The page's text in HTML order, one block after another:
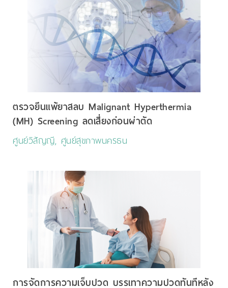
ตรวจยีนแพ้ยาสลบ Malignant Hyperthermia
(MH) Screening ลดเสี่ยงก่อนผ่าตัด
ศูนย์วิสัญญี, ศูนย์สุขภาพนครธน
การจัดการความเจ็บปวด บรรเทาความปวดทันทีหลัง